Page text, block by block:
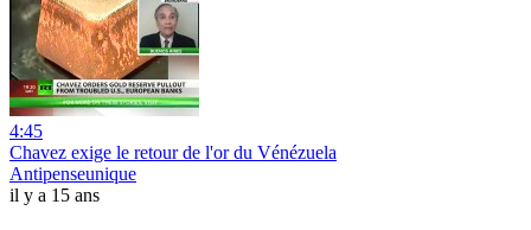
4:45
Chavez exige le retour de l'or du Vénézuela
Antipenseunique
il y a 15 ans